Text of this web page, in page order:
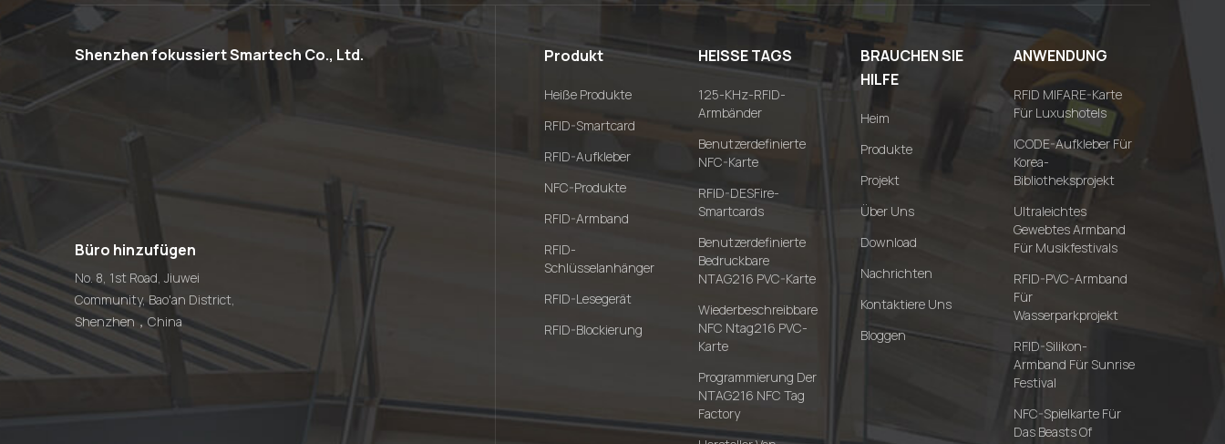
Shenzhen fokussiert Smartech Co., Ltd.
Büro hinzufügen
No. 8, 1st Road, Jiuwei
Community, Bao'an District,
Shenzhen，China
Produkt
Heiße Produkte
RFID-Smartcard
RFID-Aufkleber
NFC-Produkte
RFID-Armband
RFID-
Schlüsselanhänger
RFID-Lesegerät
RFID-Blockierung
HEISSE TAGS
125-KHz-RFID-
Armbänder
Benutzerdefinierte
NFC-Karte
RFID-DESFire-
Smartcards
Benutzerdefinierte
Bedruckbare
NTAG216 PVC-Karte
Wiederbeschreibbare
NFC Ntag216 PVC-
Karte
Programmierung Der
NTAG216 NFC Tag
Factory
BRAUCHEN SIE
HILFE
Heim
Produkte
Projekt
Über Uns
Download
Nachrichten
Kontaktiere Uns
Bloggen
ANWENDUNG
RFID MIFARE-Karte
Für Luxushotels
ICODE-Aufkleber Für
Korea-
Bibliotheksprojekt
Ultraleichtes
Gewebtes Armband
Für Musikfestivals
RFID-PVC-Armband
Für
Wasserparkprojekt
RFID-Silikon-
Armband Für Sunrise
Festival
NFC-Spielkarte Für
Das Beasts Of